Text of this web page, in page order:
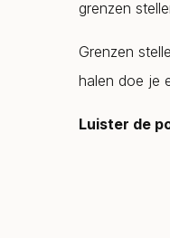
grenzen
Grenzen
halen doe je
Luister de